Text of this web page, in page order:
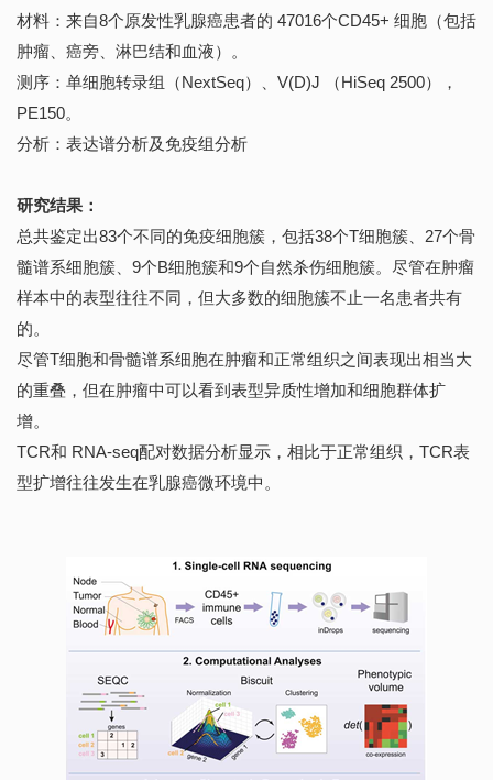
材料：来自8个原发性乳腺癌患者的 47016个CD45+ 细胞（包括
肿瘤、癌旁、淋巴结和血液）。
测序：单细胞转录组（NextSeq）、V(D)J （HiSeq 2500），
PE150。
分析：表达谱分析及免疫组分析
研究结果：
总共鉴定出83个不同的免疫细胞簇，包括38个T细胞簇、27个骨
髓谱系细胞簇、9个B细胞簇和9个自然杀伤细胞簇。尽管在肿瘤
样本中的表型往往不同，但大多数的细胞簇不止一名患者共有
的。
尽管T细胞和骨髓谱系细胞在肿瘤和正常组织之间表现出相当大
的重叠，但在肿瘤中可以看到表型异质性增加和细胞群体扩
增。
TCR和 RNA-seq配对数据分析显示，相比于正常组织，TCR表
型扩增往往发生在乳腺癌微环境中。